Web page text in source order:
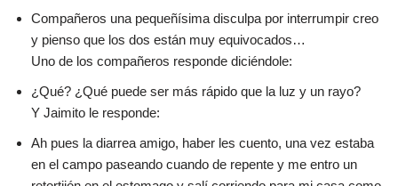
Compañeros una pequeñísima disculpa por interrumpir creo
y pienso que los dos están muy equivocados…
Uno de los compañeros responde diciéndole:
¿Qué? ¿Qué puede ser más rápido que la luz y un rayo?
Y Jaimito le responde:
Ah pues la diarrea amigo, haber les cuento, una vez estaba
en el campo paseando cuando de repente y me entro un